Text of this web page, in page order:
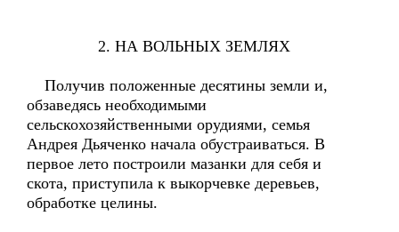
2. НА ВОЛЬНЫХ ЗЕМЛЯХ
Получив положенные десятины земли и,
обзаведясь необходимыми
сельскохозяйственными орудиями, семья
Андрея Дьяченко начала обустраиваться. В
первое лето построили мазанки для себя и
скота, приступила к выкорчевке деревьев,
обработке целины.